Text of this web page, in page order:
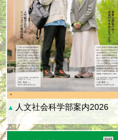
▲ 人文社会科学部案内2026